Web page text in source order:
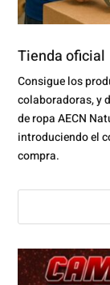
Tienda oficial
Consigue los
colaboradoras, y
de ropa AECN
introduciendo el
compra.